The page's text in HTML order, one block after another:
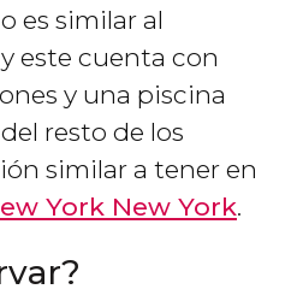
es similar al
y este cuenta con
y una piscina
resto de los
similar a tener en
York New York.